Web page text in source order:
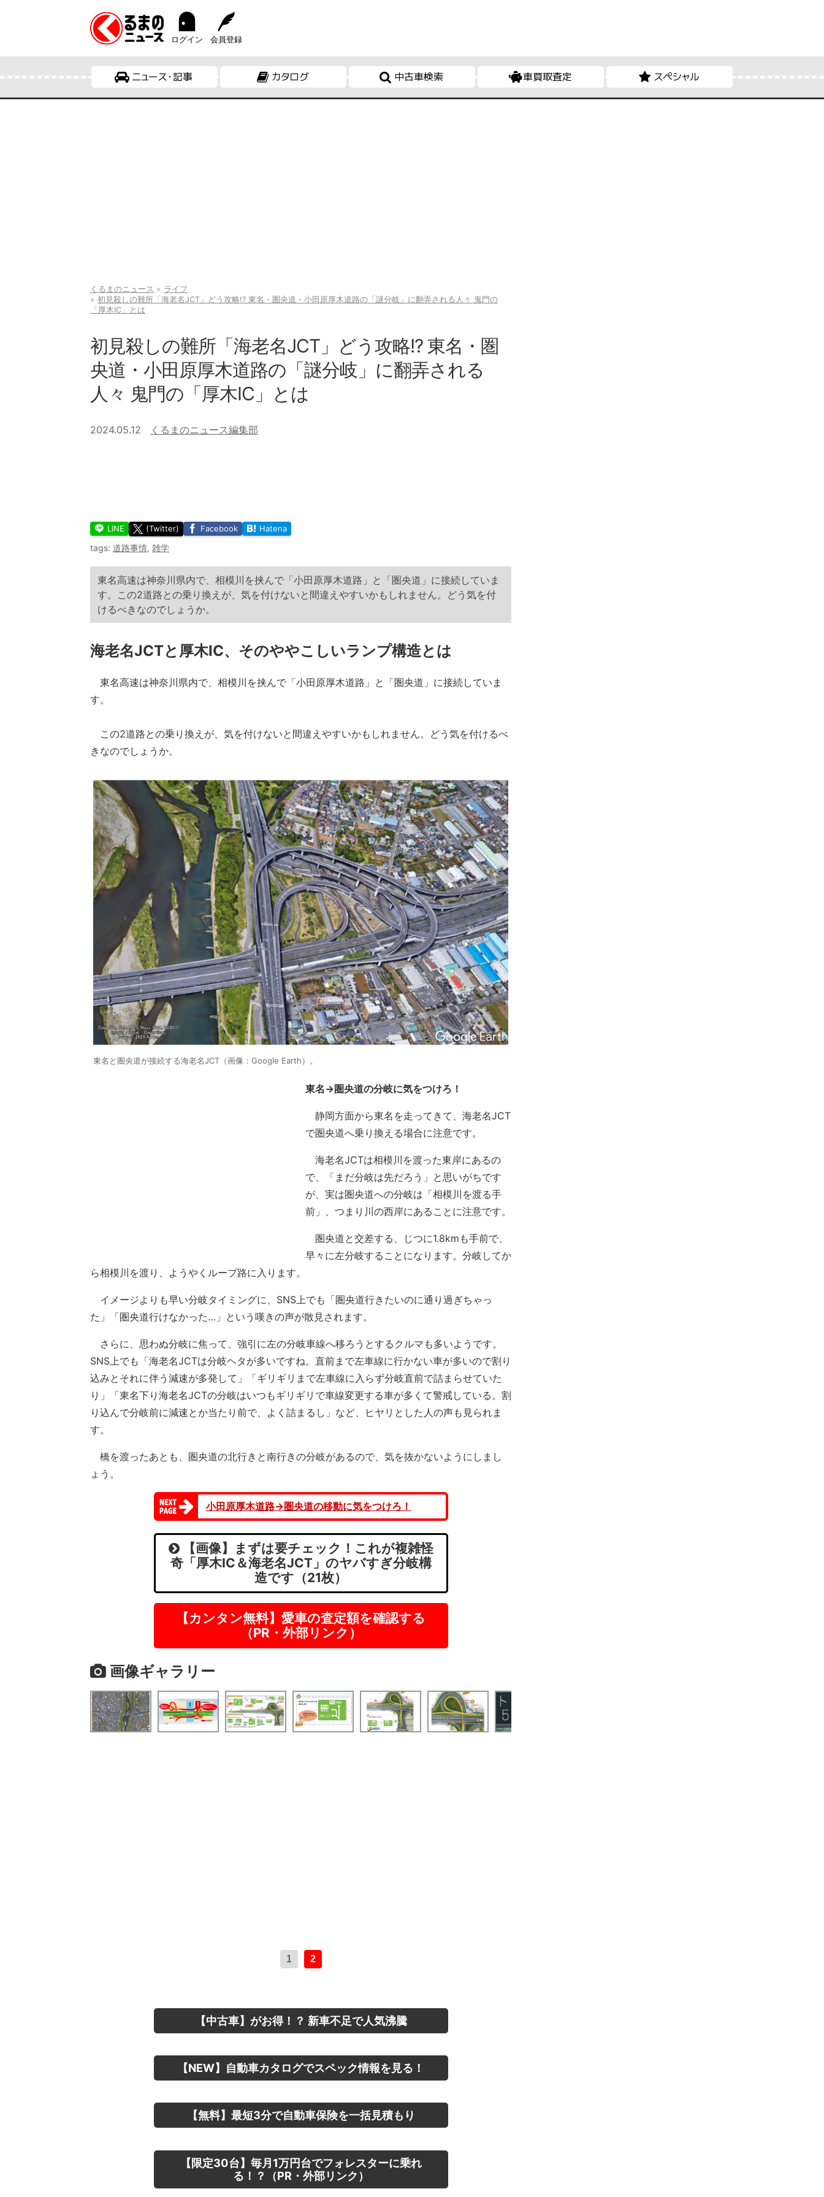
ログイン 会員登録
ニュース・記事 カタログ 中古車検索 車買取査定 スペシャル
くるまのニュース
ライフ
初見殺しの難所「海老名JCT」どう攻略!? 東名・圏央道・小田原厚木道路の「謎分岐」に翻弄される人々 鬼門の
「厚木IC」とは
初見殺しの難所「海老名JCT」どう攻略!? 東名・圏
央道・小田原厚木道路の「謎分岐」に翻弄される
人々 鬼門の「厚木IC」とは
2024.05.12 くるまのニュース編集部
LINE (Twitter) Facebook Hatena
tags: 道路事情, 雑学
東名高速は神奈川県内で、相模川を挟んで「小田原厚木道路」と「圏央道」に接続していま
す。この2道路との乗り換えが、気を付けないと間違えやすいかもしれません。どう気を付
けるべきなのでしょうか。
海老名JCTと厚木IC、そのややこしいランプ構造とは
東名高速は神奈川県内で、相模川を挟んで「小田原厚木道路」と「圏央道」に接続していま
す。
この2道路との乗り換えが、気を付けないと間違えやすいかもしれません。どう気を付けるべ
きなのでしょうか。
東名と圏央道が接続する海老名JCT（画像：Google Earth）。
東名→圏央道の分岐に気をつけろ！
静岡方面から東名を走ってきて、海老名JCT
で圏央道へ乗り換える場合に注意です。
海老名JCTは相模川を渡った東岸にあるの
で、「まだ分岐は先だろう」と思いがちです
が、実は圏央道への分岐は「相模川を渡る手
前」、つまり川の西岸にあることに注意です。
圏央道と交差する、じつに1.8kmも手前で、
早々に左分岐することになります。分岐してか
ら相模川を渡り、ようやくループ路に入ります。
イメージよりも早い分岐タイミングに、SNS上でも「圏央道行きたいのに通り過ぎちゃっ
た」「圏央道行けなかった…」という嘆きの声が散見されます。
さらに、思わぬ分岐に焦って、強引に左の分岐車線へ移ろうとするクルマも多いようです。
SNS上でも「海老名JCTは分岐ヘタが多いですね。直前まで左車線に行かない車が多いので割り
込みとそれに伴う減速が多発して」「ギリギリまで左車線に入らず分岐直前で詰まらせていた
り」「東名下り海老名JCTの分岐はいつもギリギリで車線変更する車が多くて警戒している。割
り込んで分岐前に減速とか当たり前で、よく詰まるし」など、ヒヤリとした人の声も見られま
す。
橋を渡ったあとも、圏央道の北行きと南行きの分岐があるので、気を抜かないようにしまし
ょう。
小田原厚木道路→圏央道の移動に気をつけろ！
【画像】まずは要チェック！これが複雑怪
奇「厚木IC＆海老名JCT」のヤバすぎ分岐構
造です（21枚）
【カンタン無料】愛車の査定額を確認する
（PR・外部リンク）
画像ギャラリー
1 2
【中古車】がお得！？ 新車不足で人気沸騰
【NEW】自動車カタログでスペック情報を見る！
【無料】最短3分で自動車保険を一括見積もり
【限定30台】毎月1万円台でフォレスターに乗れ
る！？（PR・外部リンク）